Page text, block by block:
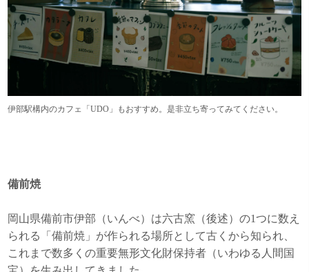
伊部駅構内のカフェ「UDO」もおすすめ。是非立ち寄ってみてください。
備前焼
岡山県備前市伊部（いんべ）は六古窯（後述）の1つに数え
られる「備前焼」が作られる場所として古くから知られ、
これまで数多くの重要無形文化財保持者（いわゆる人間国